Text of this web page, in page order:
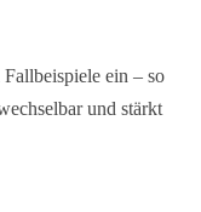
ein – so
und stärkt